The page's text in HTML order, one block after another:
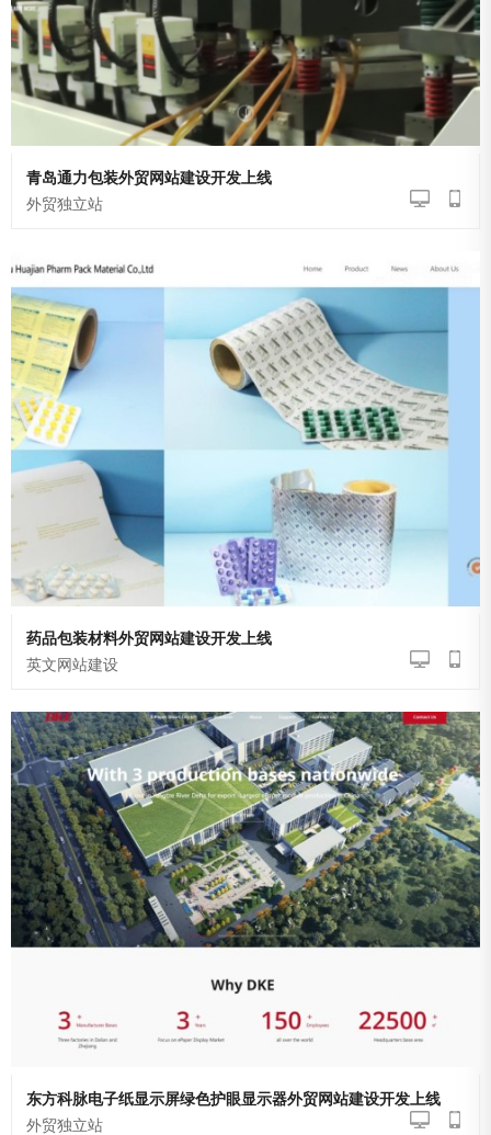
青岛通力包装外贸网站建设开发上线
外贸独立站
药品包装材料外贸网站建设开发上线
英文网站建设
东方科脉电子纸显示屏绿色护眼显示器外贸网站建设开发上线
外贸独立站